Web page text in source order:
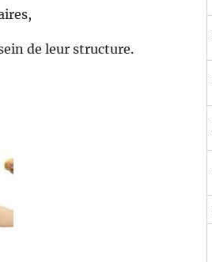
de leur structure.